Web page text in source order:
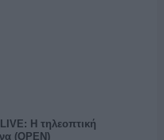
Η τηλεοπτική
(OPEN)